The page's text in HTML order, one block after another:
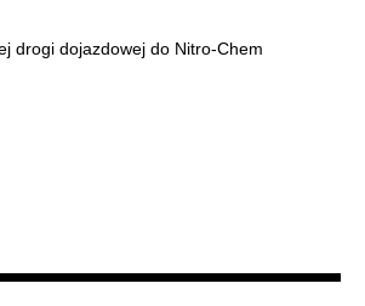
drogi dojazdowej do Nitro-Chem